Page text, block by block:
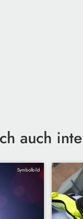
auch
Symbolbild